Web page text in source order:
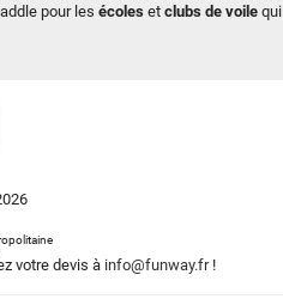
pour les écoles et clubs de voile qui
votre devis à info@funway.fr!